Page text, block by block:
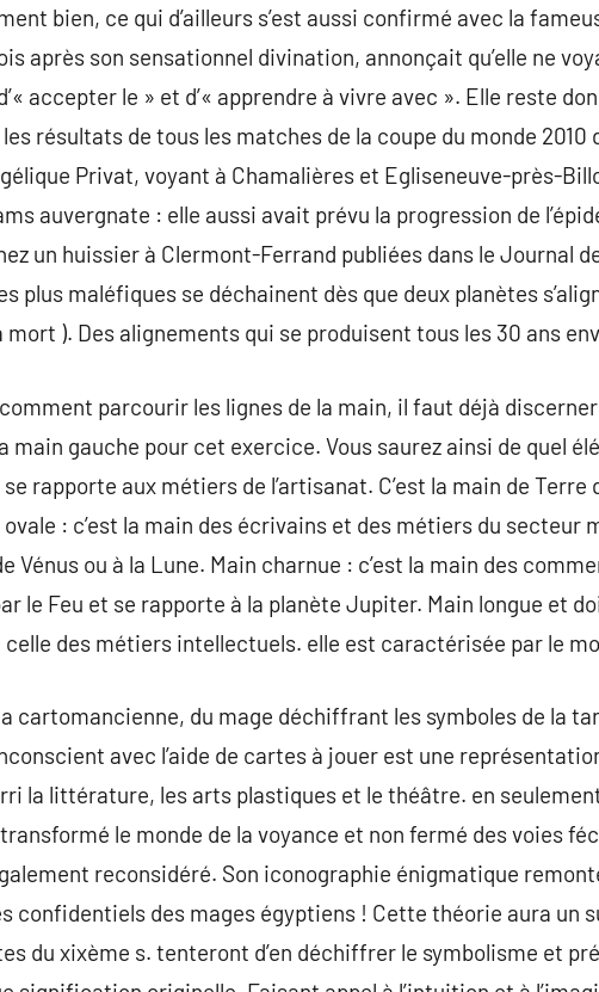
bien, ce qui d’ailleurs s’est aussi confirmé avec la
après son sensationnel divination, annonçait qu’elle ne
accepter le » et d’« apprendre à vivre avec ». Elle reste
résultats de tous les matches de la coupe du monde 2010
Privat, voyant à Chamalières et Egliseneuve-près-
auvergnate : elle aussi avait prévu la progression de
un huissier à Clermont-Ferrand publiées dans le Journal
plus maléfiques se déchainent dès que deux planètes
mort ). Des alignements qui se produisent tous les 30 ans
parcourir les lignes de la main, il faut déjà
main gauche pour cet exercice. Vous saurez ainsi de quel
rapporte aux métiers de l’artisanat. C’est la main de
: c’est la main des écrivains et des métiers du secteur
Vénus ou à la Lune. Main charnue : c’est la main des
le Feu et se rapporte à la planète Jupiter. Main longue et
celle des métiers intellectuels. elle est caractérisée par le
cartomancienne, du mage déchiffrant les symboles de la
avec l’aide de cartes à jouer est une
la littérature, les arts plastiques et le théâtre. en
le monde de la voyance et non fermé des voies
reconsidéré. Son iconographie énigmatique
confidentiels des mages égyptiens ! Cette théorie aura un
du xixème s. tenteront d’en déchiffrer le symbolisme et